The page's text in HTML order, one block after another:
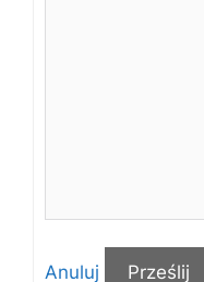
Anuluj Prześlij